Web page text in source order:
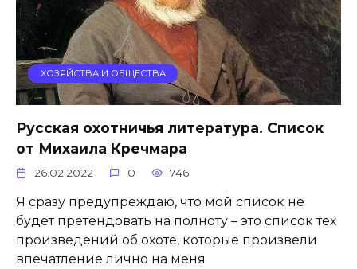
ХОЗЯЙСТВА И ОБЩЕСТВА
Русская охотничья литература. Список
от Михаила Кречмара
26.02.2022 0 746
Я сразу предупреждаю, что мой список не
будет претендовать на полноту – это список тех
произведений об охоте, которые произвели
впечатление лично на меня